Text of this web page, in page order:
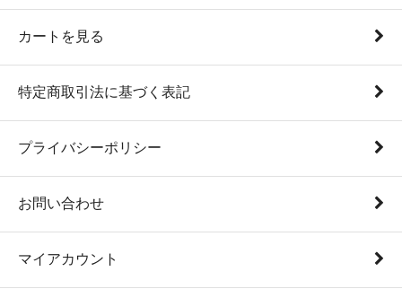
カートを見る
特定商取引法に基づく表記
プライバシーポリシー
お問い合わせ
マイアカウント